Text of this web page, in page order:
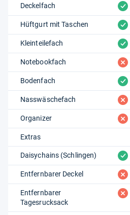
Deckelfach vorhanden
Hüftgurt mit Taschen vorhanden
Kleinteilefach vorhanden
Notebookfach fehlt
Bodenfach vorhanden
Nasswäschefach fehlt
Organizer fehlt
Extras
Daisychains (Schlingen) vorhanden
Entfernbarer Deckel fehlt
Entfernbarer
Tagesrucksack
fehlt